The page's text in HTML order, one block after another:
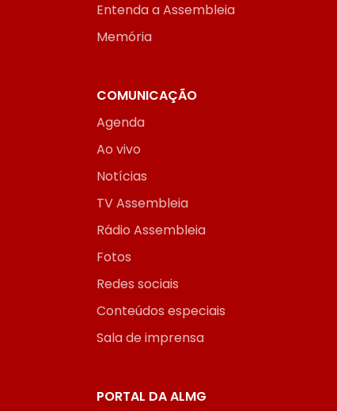
Entenda a Assembleia
Memória
COMUNICAÇÃO
Agenda
Ao vivo
Notícias
TV Assembleia
Rádio Assembleia
Fotos
Redes sociais
Conteúdos especiais
Sala de imprensa
PORTAL DA ALMG